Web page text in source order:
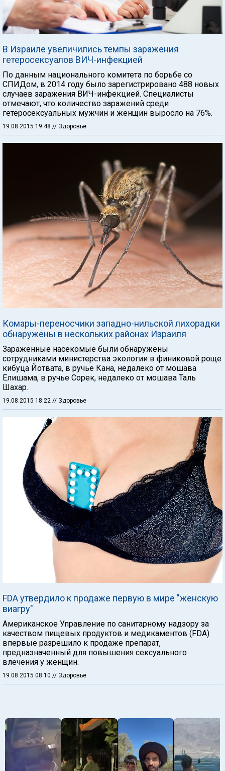
В Израиле увеличились темпы заражения
гетеросексуалов ВИЧ-инфекцией
По данным национального комитета по борьбе со
СПИДом, в 2014 году было зарегистрировано 488 новых
случаев заражения ВИЧ-инфекцией. Специалисты
отмечают, что количество заражений среди
гетеросексуальных мужчин и женщин выросло на 76%.
19.08.2015 19:48 // Здоровье
Комары-переносчики западно-нильской лихорадки
обнаружены в нескольких районах Израиля
Зараженные насекомые были обнаружены
сотрудниками министерства экологии в финиковой роще
кибуца Йотвата, в ручье Кана, недалеко от мошава
Елишама, в ручье Сорек, недалеко от мошава Таль
Шахар.
19.08.2015 18:22 // Здоровье
FDA утвердило к продаже первую в мире "женскую
виагру"
Американское Управление по санитарному надзору за
качеством пищевых продуктов и медикаментов (FDA)
впервые разрешило к продаже препарат,
предназначенный для повышения сексуального
влечения у женщин.
19.08.2015 08:10 // Здоровье